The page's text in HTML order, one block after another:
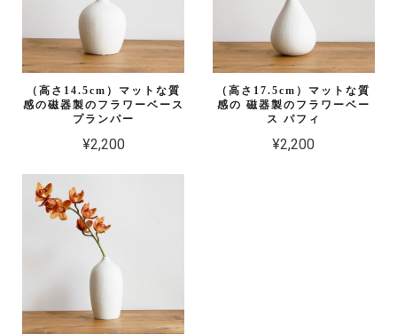
（高さ14.5cm）マットな質
感の磁器製のフラワーベース
プランパー
¥2,200
（高さ17.5cm）マットな質
感の 磁器製のフラワーベー
ス パフィ
¥2,200